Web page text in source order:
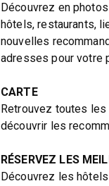
Découvrez en
hôtels, restaurants,
nouvelles
adresses pour votre
CARTE
Retrouvez toutes
découvrir les
RÉSERVEZ LES
Découvrez les